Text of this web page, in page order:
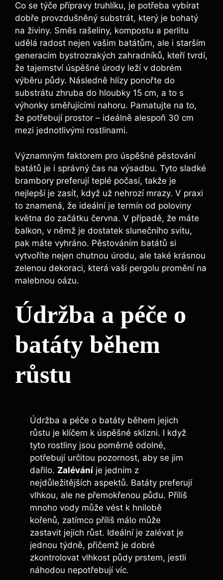
Co se týče přípravy truhlíku, je potřeba⁤ vybírat
dobře provzdušněný substrát, který je bohatý
⁣na ‌živiny. Směs rašeliny, kompostu a perlitu
udělá radost nejen ​vašim batátům, ale i​ starším
generacím bystrozrakých zahradníků, kteří tvrdí,
že tajemství úspěšné úrody leží ⁢v dobrém
výběru‌ půdy. Následně hlízy ponořte do
substrátu​ zhruba do hloubky 15 cm, a to ​s
výhonky směřujícími‌ nahoru.⁢ Pamatujte na to,
že potřebují prostor –‍ ideálně alespoň 30 ​cm
mezi jednotlivými rostlinami.
Významným faktorem‌ pro úspěšné‍ pěstování⁤
batátů je i správný čas na ‌výsadbu. Tyto ⁤sladké
brambory preferují teplé počasí, takže‍ je
nejlepší ‍je zasít, když už nehrozí mrazy. V praxi
to ‌znamená, že ideální je termín‌ od poloviny
května do⁢ začátku června. V případě, ⁤že‍ máte
⁢balkon, v němž ⁤je dostatek slunečního svitu,
pak máte vyhráno.⁤ Pěstováním batátů si
‍vytvoříte nejen chutnou úrodu, ale také krásnou‌
zelenou dekoraci, která vaši pergolu promění na​
malebnou oázu.
Údržba a péče ⁢o
batáty během
růstu
Údržba a péče o​ batáty ⁢během jejich
růstu je‌ klíčem‍ k ​úspěšné sklizni. I když
tyto rostliny jsou poměrně odolné,‌
potřebují ‌určitou pozornost, aby ‌se jim
dařilo. Zalévání je⁤ jedním z
nejdůležitějších ‌aspektů.⁤ Batáty preferují⁤
vlhkou, ale ne přemokřenou‍ půdu. Příliš
mnoho vody může vést ⁤k hnilobě
kořenů,⁣ zatímco příliš málo může
zastavit jejich růst.⁣ Ideální​ je‍ zalévat je⁢
jednou ⁢týdně, přičemž je dobré
zkontrolovat vlhkost půdy prstem, jestli
⁤náhodou nepotřebují‍ víc.